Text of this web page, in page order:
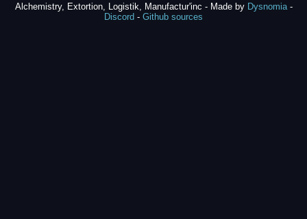
Alchemistry, Extortion, Logistik, Manufactur'inc - Made by Dysnomia-
Discord - Github sources